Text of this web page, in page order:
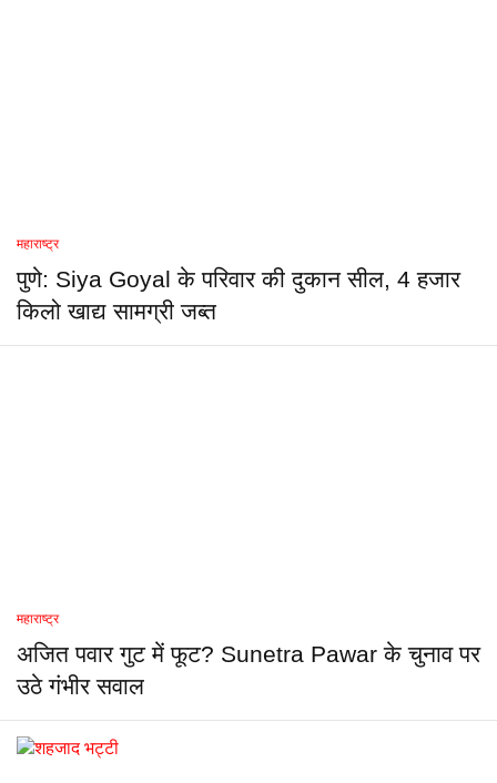
महाराष्ट्र
पुणे: Siya Goyal के परिवार की दुकान सील, 4 हजार
किलो खाद्य सामग्री जब्त
महाराष्ट्र
अजित पवार गुट में फूट? Sunetra Pawar के चुनाव पर
उठे गंभीर सवाल